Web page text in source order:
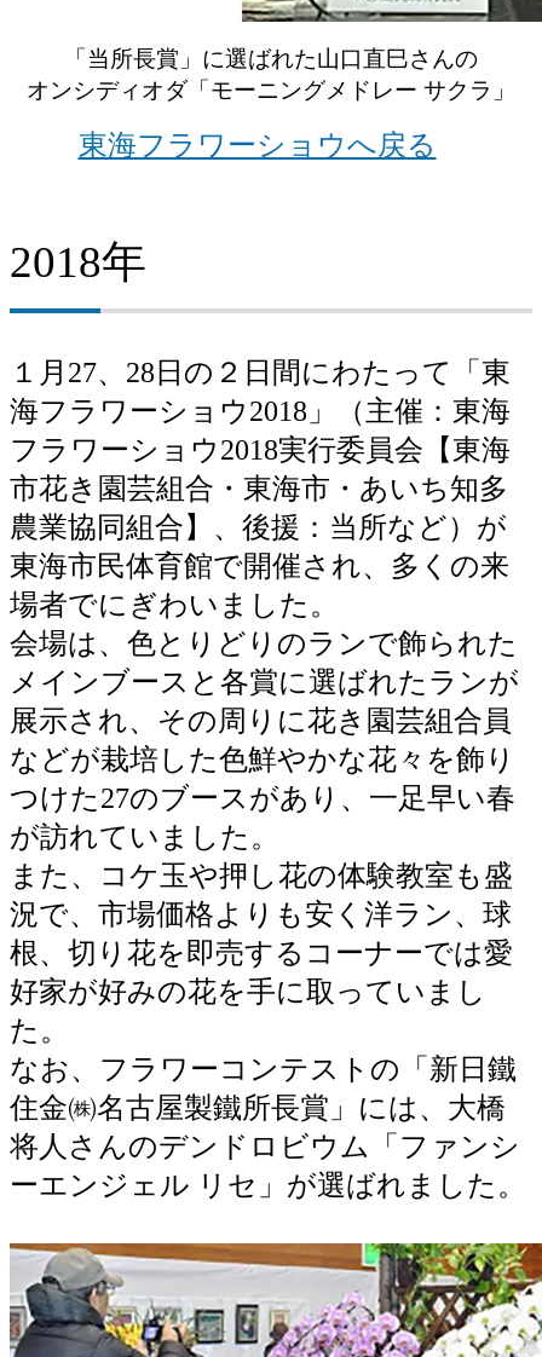
「当所長賞」に選ばれた山口直巳さんの
オンシディオダ「モーニングメドレー サクラ」
東海フラワーショウへ戻る
2018年
１月27、28日の２日間にわたって「東
海フラワーショウ2018」（主催：東海
フラワーショウ2018実行委員会【東海
市花き園芸組合・東海市・あいち知多
農業協同組合】、後援：当所など）が
東海市民体育館で開催され、多くの来
場者でにぎわいました。
会場は、色とりどりのランで飾られた
メインブースと各賞に選ばれたランが
展示され、その周りに花き園芸組合員
などが栽培した色鮮やかな花々を飾り
つけた27のブースがあり、一足早い春
が訪れていました。
また、コケ玉や押し花の体験教室も盛
況で、市場価格よりも安く洋ラン、球
根、切り花を即売するコーナーでは愛
好家が好みの花を手に取っていまし
た。
なお、フラワーコンテストの「新日鐵
住金㈱名古屋製鐵所長賞」には、大橋
将人さんのデンドロビウム「ファンシ
ーエンジェル リセ」が選ばれました。